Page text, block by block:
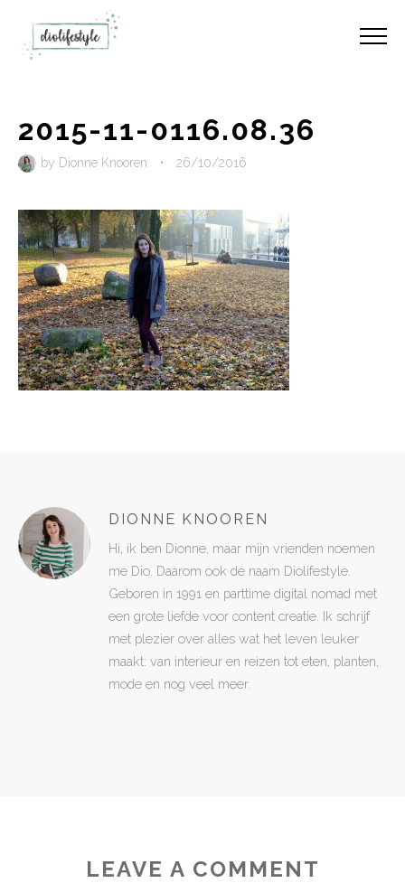
2015-11-0116.08.36
by Dionne Knooren • 26/10/2016
DIONNE KNOOREN
Hi, ik ben Dionne, maar mijn vrienden noemen
me Dio. Daarom ook de naam Diolifestyle.
Geboren in 1991 en parttime digital nomad met
een grote liefde voor content creatie. Ik schrijf
met plezier over alles wat het leven leuker
maakt: van interieur en reizen tot eten, planten,
mode en nog veel meer.
LEAVE A COMMENT